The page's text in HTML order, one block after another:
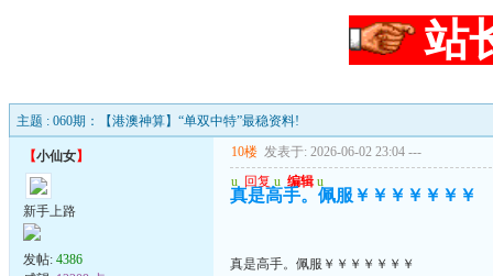
站
主题 : 060期：【港澳神算】“单双中特”最稳资料!
【小仙女】
新手上路
发帖: 4386
10楼 发表于: 2026-06-02 23:04 ---
u 回复 u 编辑 u
真是高手。佩服￥￥￥￥￥￥￥
真是高手。佩服￥￥￥￥￥￥￥